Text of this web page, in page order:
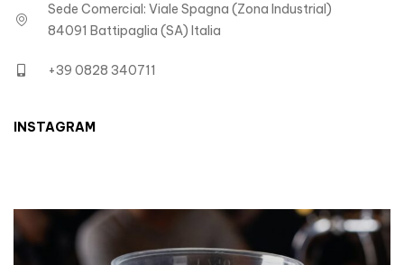
Sede Comercial: Viale Spagna (Zona Industrial)
84091 Battipaglia (SA) Italia
+39 0828 340711
INSTAGRAM